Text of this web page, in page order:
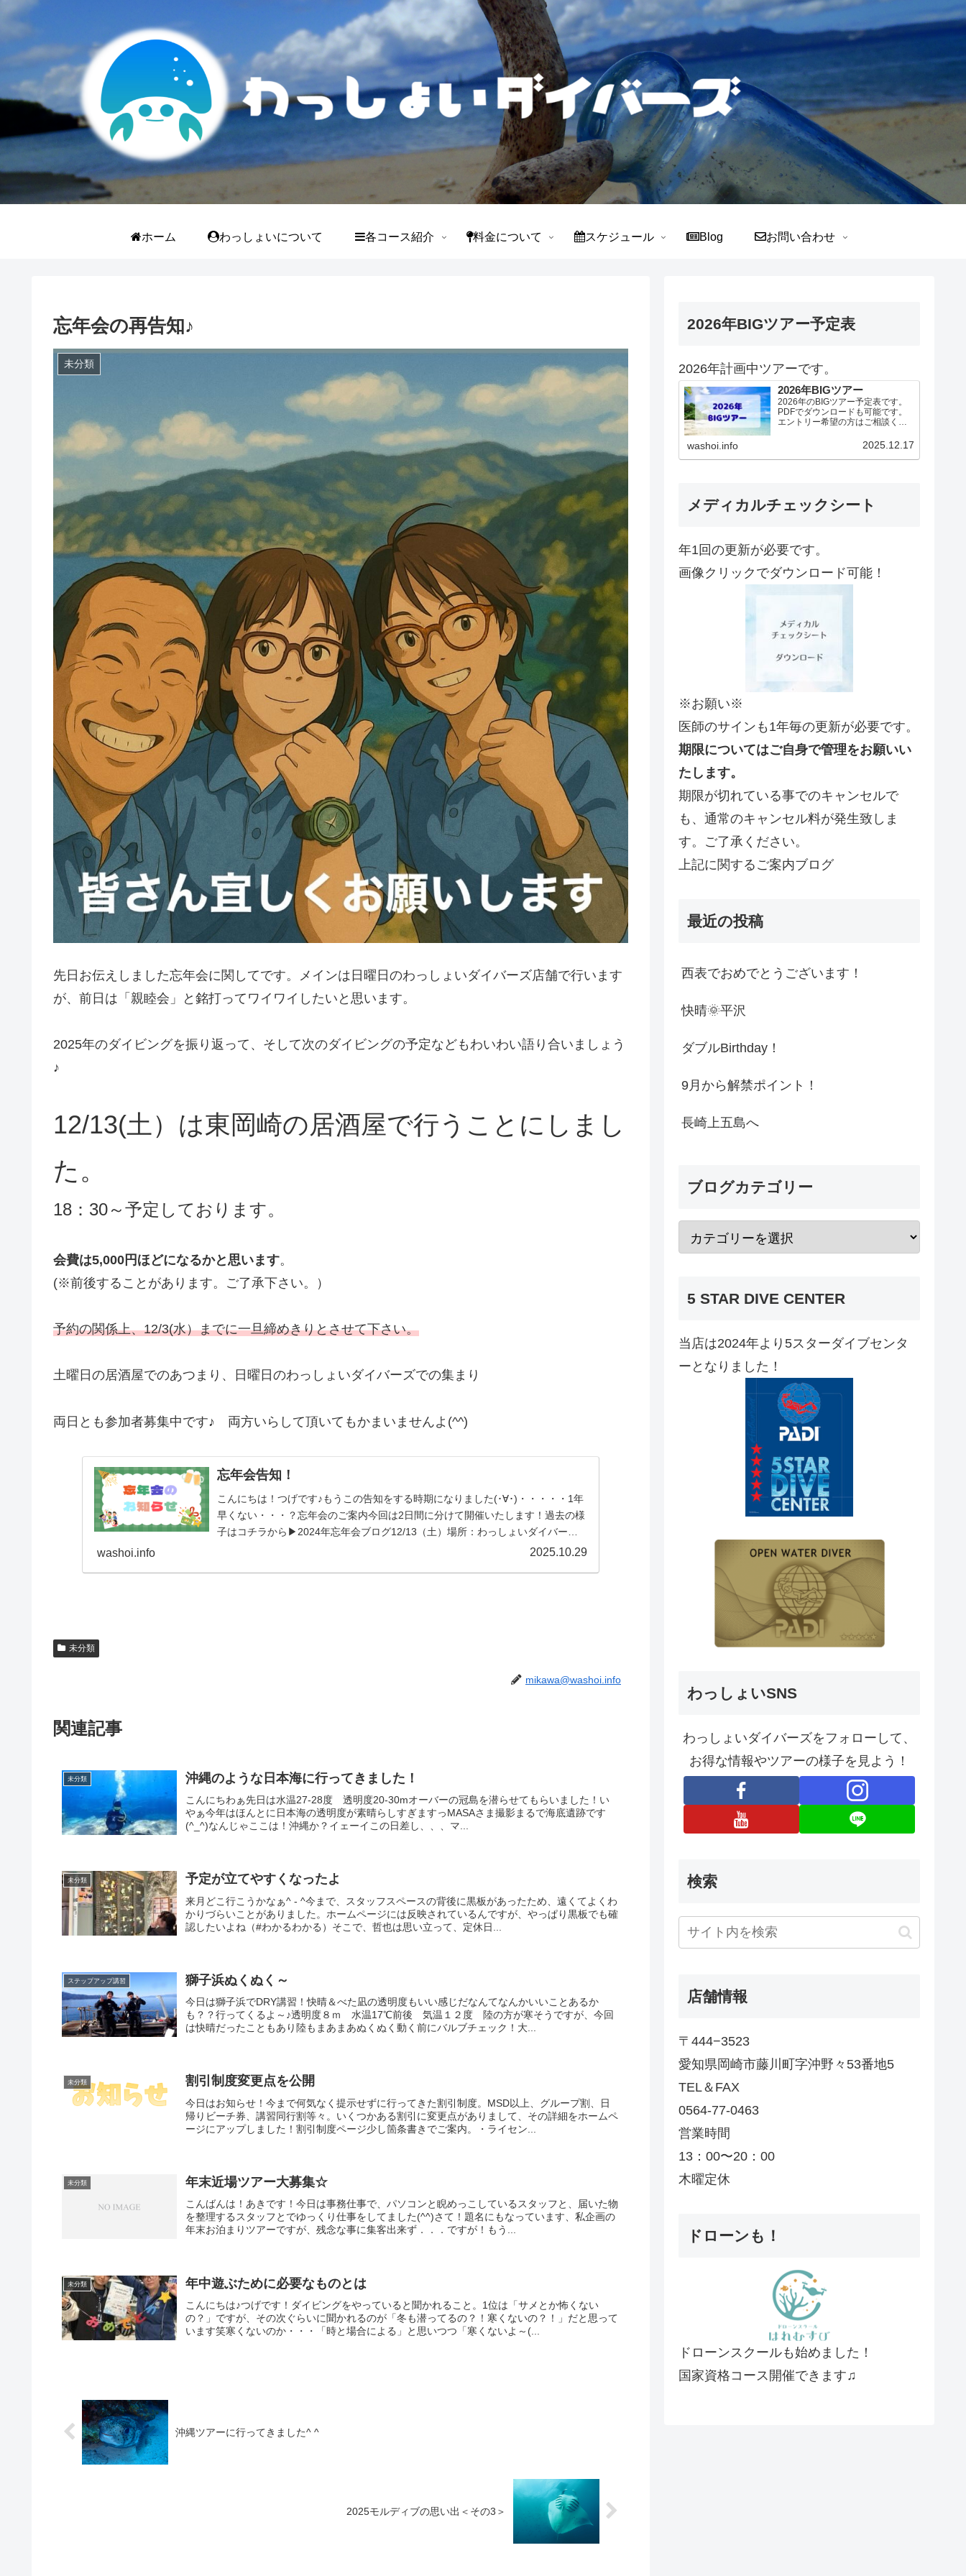
ホーム わっしょいについて 各コース紹介 料金について スケジュール Blog お問い合わせ
忘年会の再告知♪
未分類
先日お伝えしました忘年会に関してです。メインは日曜日のわっしょいダイバーズ店舗で行います
が、前日は「親睦会」と銘打ってワイワイしたいと思います。
2025年のダイビングを振り返って、そして次のダイビングの予定などもわいわい語り合いましょう
♪
12/13(土）は東岡崎の居酒屋で行うことにしまし
た。
18：30～予定しております。
会費は5,000円ほどになるかと思います。
(※前後することがあります。ご了承下さい。）
予約の関係上、12/3(水）までに一旦締めきりとさせて下さい。
土曜日の居酒屋でのあつまり、日曜日のわっしょいダイバーズでの集まり
両日とも参加者募集中です♪ 両方いらして頂いてもかまいませんよ(^^)
忘年会告知！
こんにちは！つげです♪もうこの告知をする時期になりました(･∀･)・・・・・1年
早くない・・・？忘年会のご案内今回は2日間に分けて開催いたします！過去の様
子はコチラから▶2024年忘年会ブログ12/13（土）場所：わっしょいダイバーズ
washoi.info 2025.10.29
未分類
mikawa@washoi.info
関連記事
未分類 沖縄のような日本海に行ってきました！
こんにちわぁ先日は水温27-28度 透明度20-30mオーバーの冠島を潜らせてもらいました！い
やぁ今年はほんとに日本海の透明度が素晴らしすぎますっMASAさま撮影まるで海底遺跡です
(^_^)なんじゃここは！沖縄か？イェーイこの日差し、、、マ...
未分類 予定が立てやすくなったよ
来月どこ行こうかなぁ^ - ^今まで、スタッフスペースの背後に黒板があったため、遠くてよくわ
かりづらいことがありました。ホームページには反映されているんですが、やっぱり黒板でも確
認したいよね（#わかるわかる）そこで、哲也は思い立って、定休日...
ステップアップ講習 獅子浜ぬくぬく～
今日は獅子浜でDRY講習！快晴＆べた凪の透明度もいい感じだなんてなんかいいことあるか
も？？行ってくるよ～♪透明度８ｍ 水温17℃前後 気温１２度 陸の方が寒そうですが、今回
は快晴だったこともあり陸もまあまあぬくぬく動く前にバルブチェック！大...
未分類 割引制度変更点を公開
今日はお知らせ！今まで何気なく提示せずに行ってきた割引制度。MSD以上、グループ割、日
帰りビーチ券、講習同行割等々。いくつかある割引に変更点がありまして、その詳細をホームペ
ージにアップしました！割引制度ページ少し箇条書きでご案内。・ライセン...
未分類 年末近場ツアー大募集☆
こんばんは！あきです！今日は事務仕事で、パソコンと睨めっこしているスタッフと、届いた物
を整理するスタッフとでゆっくり仕事をしてました(^^)さて！題名にもなっています、私企画の
年末お泊まりツアーですが、残念な事に集客出来ず．．．ですが！もう...
未分類 年中遊ぶために必要なものとは
こんにちは♪つげです！ダイビングをやっていると聞かれること。1位は「サメとか怖くない
の？」ですが、その次ぐらいに聞かれるのが「冬も潜ってるの？！寒くないの？！」だと思って
います笑寒くないのか・・・「時と場合による」と思いつつ「寒くないよ～(...
沖縄ツアーに行ってきました^ ^
2025モルディブの思い出＜その3＞
2026年BIGツアー予定表
2026年計画中ツアーです。
2026年BIGツアー
2026年のBIGツアー予定表です。
PDFでダウンロードも可能です。
エントリー希望の方はご相談くだ
より変動ありますので、ご確認く
新）ダウンロードPDFでアップロ
washoi.info 2025.12.17
メディカルチェックシート
年1回の更新が必要です。
画像クリックでダウンロード可能！
※お願い※
医師のサインも1年毎の更新が必要です。
期限についてはご自身で管理をお願いい
たします。
期限が切れている事でのキャンセルで
も、通常のキャンセル料が発生致しま
す。ご了承ください。
上記に関するご案内ブログ
最近の投稿
西表でおめでとうございます！
快晴🌞平沢
ダブルBirthday！
9月から解禁ポイント！
長崎上五島へ
ブログカテゴリー
5 STAR DIVE CENTER
当店は2024年より5スターダイブセンタ
ーとなりました！
わっしょいSNS
わっしょいダイバーズをフォローして、
お得な情報やツアーの様子を見よう！
検索
店舗情報
〒444−3523
愛知県岡崎市藤川町字沖野々53番地5
TEL＆FAX
0564-77-0463
営業時間
13：00〜20：00
木曜定休
ドローンも！
ドローンスクールも始めました！
国家資格コース開催できます♫